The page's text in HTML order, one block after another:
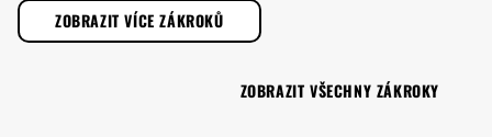
ZOBRAZIT VÍCE ZÁKROKŮ
ZOBRAZIT VŠECHNY ZÁKROKY